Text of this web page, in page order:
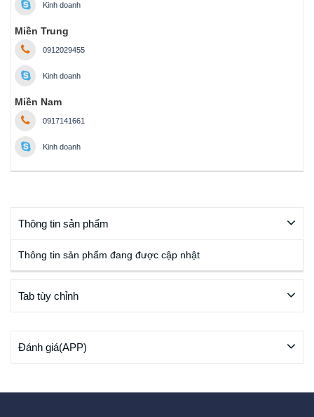
Kinh doanh
Miền Trung
0912029455
Kinh doanh
Miền Nam
0917141661
Kinh doanh
Thông tin sản phẩm
Thông tin sản phẩm đang được cập nhật
Tab tùy chỉnh
Đánh giá(APP)